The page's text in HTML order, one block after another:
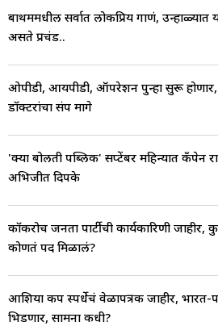
बाथरुममधील सर्वात लोकप्रिय गाणं, उन्हाळ्यात
असते प्रचंड..
ओपीडी, आयपीडी, ऑपरेशन पुन्हा सुरू
डॉक्टरांचा संप मागे
'क्या बोलती पब्लिक' सप्टेंबर महिन्यात कँपेन
अभिजीत दिपके
कॉकरोच जनता पार्टीची कार्यकारिणी जाहीर,
कोणतं पद मिळालं?
आशिया कप स्पर्धेचं वेळापत्रक जाहीर, भारत-
भिडणार, सामना कधी?